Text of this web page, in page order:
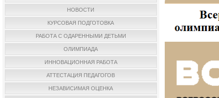
НОВОСТИ
КУРСОВАЯ ПОДГОТОВКА
РАБОТА С ОДАРЕННЫМИ ДЕТЬМИ
ОЛИМПИАДА
ИННОВАЦИОННАЯ РАБОТА
АТТЕСТАЦИЯ ПЕДАГОГОВ
НЕЗАВИСИМАЯ ОЦЕНКА